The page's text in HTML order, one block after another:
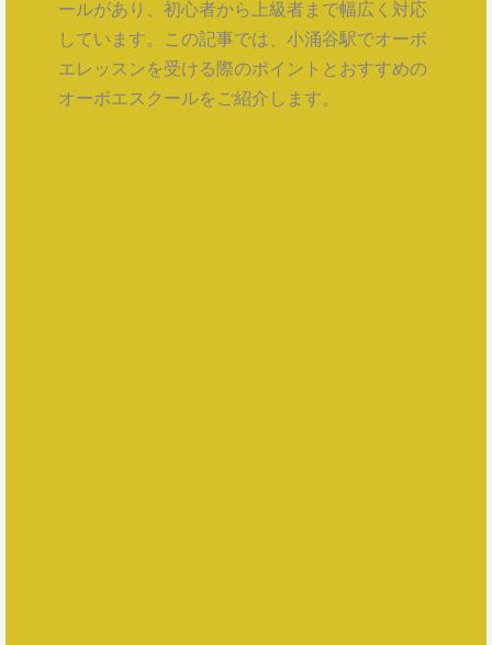
ールがあり、初心者から上級者まで幅広く対応
しています。この記事では、小涌谷駅でオーボ
エレッスンを受ける際のポイントとおすすめの
オーボエスクールをご紹介します。